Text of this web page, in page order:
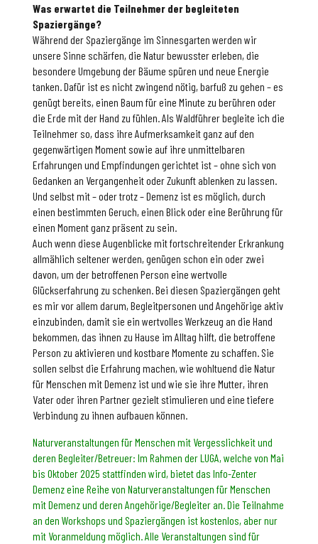
Was erwartet die Teilnehmer der begleiteten
Spaziergänge?
Während der Spaziergänge im Sinnesgarten werden wir
unsere Sinne schärfen, die Natur bewusster erleben, die
besondere Umgebung der Bäume spüren und neue Energie
tanken. Dafür ist es nicht zwingend nötig, barfuß zu gehen – es
genügt bereits, einen Baum für eine Minute zu berühren oder
die Erde mit der Hand zu fühlen. Als Waldführer begleite ich die
Teilnehmer so, dass ihre Aufmerksamkeit ganz auf den
gegenwärtigen Moment sowie auf ihre unmittelbaren
Erfahrungen und Empfindungen gerichtet ist – ohne sich von
Gedanken an Vergangenheit oder Zukunft ablenken zu lassen.
Und selbst mit – oder trotz – Demenz ist es möglich, durch
einen bestimmten Geruch, einen Blick oder eine Berührung für
einen Moment ganz präsent zu sein.
Auch wenn diese Augenblicke mit fortschreitender Erkrankung
allmählich seltener werden, genügen schon ein oder zwei
davon, um der betroffenen Person eine wertvolle
Glückserfahrung zu schenken. Bei diesen Spaziergängen geht
es mir vor allem darum, Begleitpersonen und Angehörige aktiv
einzubinden, damit sie ein wertvolles Werkzeug an die Hand
bekommen, das ihnen zu Hause im Alltag hilft, die betroffene
Person zu aktivieren und kostbare Momente zu schaffen. Sie
sollen selbst die Erfahrung machen, wie wohltuend die Natur
für Menschen mit Demenz ist und wie sie ihre Mutter, ihren
Vater oder ihren Partner gezielt stimulieren und eine tiefere
Verbindung zu ihnen aufbauen können.
Naturveranstaltungen für Menschen mit Vergesslichkeit und
deren Begleiter/Betreuer: Im Rahmen der LUGA, welche von Mai
bis Oktober 2025 stattfinden wird, bietet das Info-Zenter
Demenz eine Reihe von Naturveranstaltungen für Menschen
mit Demenz und deren Angehörige/Begleiter an. Die Teilnahme
an den Workshops und Spaziergängen ist kostenlos, aber nur
mit Voranmeldung möglich. Alle Veranstaltungen sind für